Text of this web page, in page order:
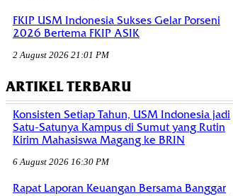
FKIP USM Indonesia Sukses Gelar Porseni
2026 Bertema FKIP ASIK
2 August 2026 21:01 PM
ARTIKEL TERBARU
Konsisten Setiap Tahun, USM Indonesia jadi
Satu-Satunya Kampus di Sumut yang Rutin
Kirim Mahasiswa Magang ke BRIN
6 August 2026 16:30 PM
Rapat Laporan Keuangan Bersama Banggar